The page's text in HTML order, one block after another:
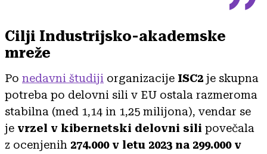
Cilji Industrijsko-akademske
mreže
Po nedavni študiji organizacije ISC2 je skupna
potreba po delovni sili v EU ostala razmeroma
stabilna (med 1,14 in 1,25 milijona), vendar se
je vrzel v kibernetski delovni sili povečala
z ocenjenih 274.000 v letu 2023 na 299.000 v